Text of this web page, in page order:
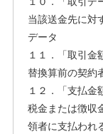
当該送金先に対
データ
１１．「取引金
替換算前の契約
１２．「支払金
税金または徴収
領者に支払われ